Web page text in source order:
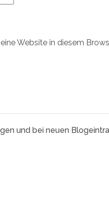
Website in diesem
und bei neuen